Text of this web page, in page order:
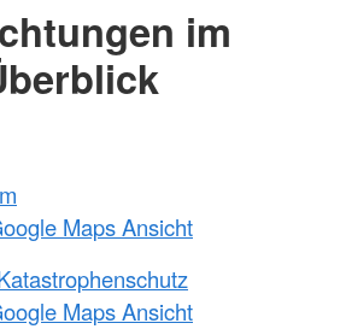
im
Maps Ansicht
Maps Ansicht